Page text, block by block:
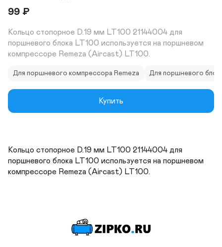
99 ₽
Кольцо стопорное D.19 мм LT100 21144004 для
поршневого блока LT100 используется на поршневом
компрессоре Remeza (Aircast) LT100.
Для поршневого компрессора Remeza Для поршневого
Купить
Кольцо стопорное D.19 мм LT100 21144004 для
поршневого блока LT100 используется на поршневом
компрессоре Remeza (Aircast) LT100.